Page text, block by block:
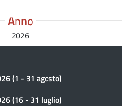
Anno
2026
(1 - 31 agosto)
(16 - 31 luglio)